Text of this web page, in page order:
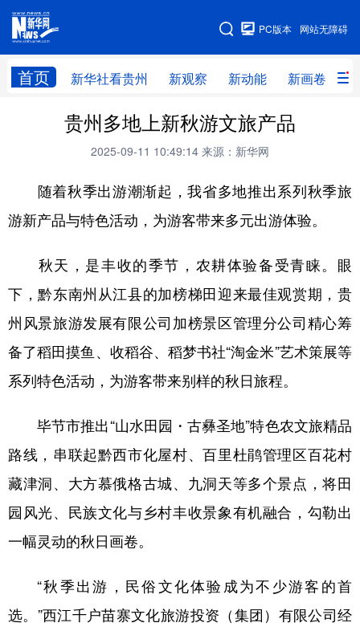
网站无障碍
PC版本
首页 新华社看贵州 新观察 新动能 新画卷
网站地图
新华社看贵州 新观察 新动能 新画卷
贵州领导 人事
专题 访谈 直播 视频
畅游贵州 数字贵州 律动贵州 健康贵州
光影贵州 部门之窗 县区直达 企业速递
融媒联播 贵阳 遵义 安顺
六盘水 毕节 铜仁 黔东南
黔南 黔西南
地方频道
北京 天津 河北 山西
辽宁 吉林 上海 江苏
浙江 安徽 福建 江西
广东 广西 海南 重庆
四川 贵州 云南 西藏
贵州多地上新秋游文旅产品
2025-09-11 10:49:14 来源：新华网
随着秋季出游潮渐起，我省多地推出系列秋季旅
游新产品与特色活动，为游客带来多元出游体验。
秋天，是丰收的季节，农耕体验备受青睐。眼
下，黔东南州从江县的加榜梯田迎来最佳观赏期，贵
州风景旅游发展有限公司加榜景区管理分公司精心筹
备了稻田摸鱼、收稻谷、稻梦书社“淘金米”艺术策展等
系列特色活动，为游客带来别样的秋日旅程。
毕节市推出“山水田园・古彝圣地”特色农文旅精品
路线，串联起黔西市化屋村、百里杜鹃管理区百花村
藏津洞、大方慕俄格古城、九洞天等多个景点，将田
园风光、民族文化与乡村丰收景象有机融合，勾勒出
一幅灵动的秋日画卷。
“秋季出游，民俗文化体验成为不少游客的首
选。”西江千户苗寨文化旅游投资（集团）有限公司经